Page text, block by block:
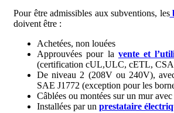
Pour être admissibles aux subventions, les
doivent être :
Achetées, non louées
Approuvées pour la vente et
(certification cUL,ULC, cETL,
De niveau 2 (208V ou 240V),
SAE J1772 (exception pour les
Câblées ou montées sur un mur
Installées par un prestataire